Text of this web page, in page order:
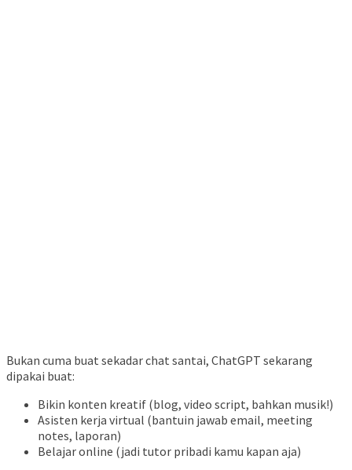
Bukan cuma buat sekadar chat santai, ChatGPT sekarang
dipakai buat:
Bikin konten kreatif (blog, video script, bahkan musik!)
Asisten kerja virtual (bantuin jawab email, meeting
notes, laporan)
Belajar online (jadi tutor pribadi kamu kapan aja)